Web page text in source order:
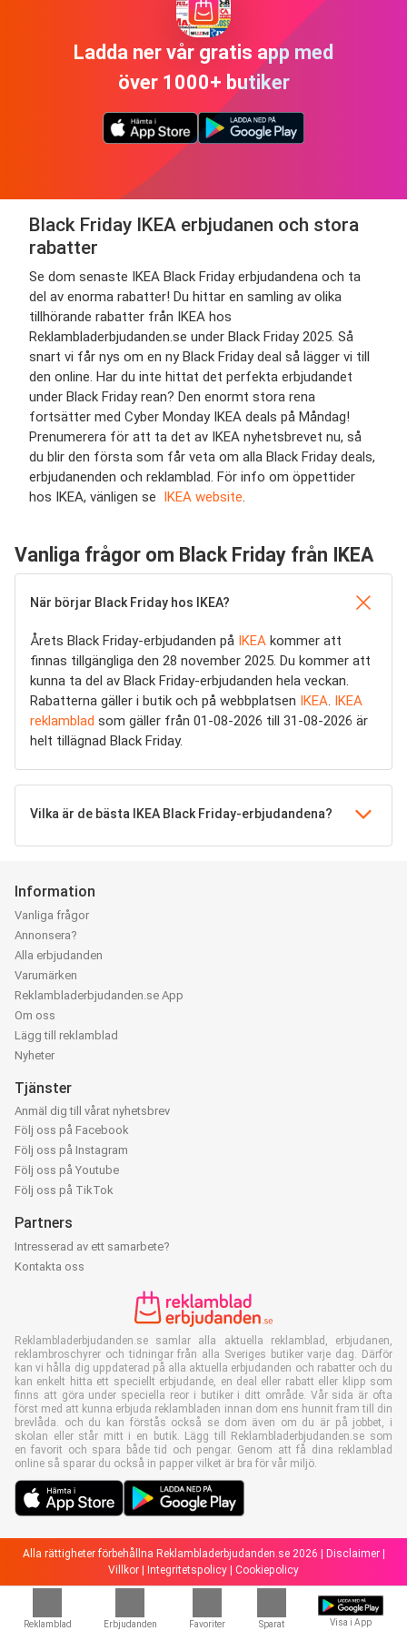
Reklamblad Erbjudanden Favoriter Sparat Visa i App
Ladda ner vår gratis app med
över 1000+ butiker
Black Friday IKEA erbjudanen och stora
rabatter
Se dom senaste IKEA Black Friday erbjudandena och ta
del av enorma rabatter! Du hittar en samling av olika
tillhörande rabatter från IKEA hos
Reklambladerbjudanden.se under Black Friday 2025. Så
snart vi får nys om en ny Black Friday deal så lägger vi till
den online. Har du inte hittat det perfekta erbjudandet
under Black Friday rean? Den enormt stora rena
fortsätter med Cyber Monday IKEA deals på Måndag!
Prenumerera för att ta det av IKEA nyhetsbrevet nu, så
du blir den första som får veta om alla Black Friday deals,
erbjudanenden och reklamblad. För info om öppettider
hos IKEA, vänligen se IKEA website.
Vanliga frågor om Black Friday från IKEA
När börjar Black Friday hos IKEA?
Årets Black Friday-erbjudanden på IKEA kommer att
finnas tillgängliga den 28 november 2025. Du kommer att
kunna ta del av Black Friday-erbjudanden hela veckan.
Rabatterna gäller i butik och på webbplatsen IKEA. IKEA
reklamblad som gäller från 01-08-2026 till 31-08-2026 är
helt tillägnad Black Friday.
Vilka är de bästa IKEA Black Friday-erbjudandena?
Information
Vanliga frågor
Annonsera?
Alla erbjudanden
Varumärken
Reklambladerbjudanden.se App
Om oss
Lägg till reklamblad
Nyheter
Tjänster
Anmäl dig till vårat nyhetsbrev
Följ oss på Facebook
Följ oss på Instagram
Följ oss på Youtube
Följ oss på TikTok
Partners
Intresserad av ett samarbete?
Kontakta oss
Reklambladerbjudanden.se samlar alla aktuella reklamblad, erbjudanen,
reklambroschyrer och tidningar från alla Sveriges butiker varje dag. Därför
kan vi hålla dig uppdaterad på alla aktuella erbjudanden och rabatter och du
kan enkelt hitta ett speciellt erbjudande, en deal eller rabatt eller klipp som
finns att göra under speciella reor i butiker i ditt område. Vår sida är ofta
först med att kunna erbjuda reklambladen innan dom ens hunnit fram till din
brevlåda. och du kan förstås också se dom även om du är på jobbet, i
skolan eller står mitt i en butik. Lägg till Reklambladerbjudanden.se som
en favorit och spara både tid och pengar. Genom att få dina reklamblad
online så sparar du också in papper vilket är bra för vår miljö.
Alla rättigheter förbehållna Reklambladerbjudanden.se 2026 | Disclaimer|
Villkor
Integritetspolicy Cookiepolicy